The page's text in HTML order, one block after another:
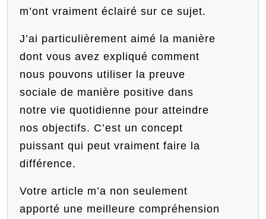
m’ont vraiment éclairé sur ce sujet.
J’ai particulièrement aimé la manière
dont vous avez expliqué comment
nous pouvons utiliser la preuve
sociale de manière positive dans
notre vie quotidienne pour atteindre
nos objectifs. C’est un concept
puissant qui peut vraiment faire la
différence.
Votre article m’a non seulement
apporté une meilleure compréhension